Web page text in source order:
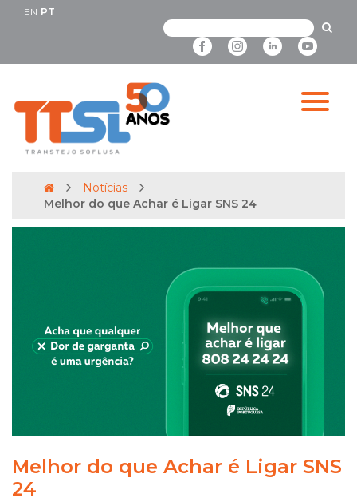
EN PT
Notícias
Melhor do que Achar é Ligar SNS 24
Melhor do que Achar é Ligar SNS
24